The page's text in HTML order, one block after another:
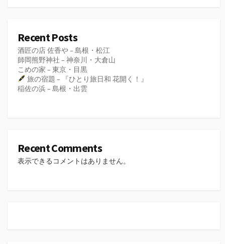
Recent Posts
酒匠の店 佐香や – 島根・松江
師岡熊野神社 – 神奈川・大倉山
こめの家 – 東京・目黒
旅の宿題 – 『ひとり旅日和 花開く！』
稲佐の浜 – 島根・出雲
Recent Comments
表示できるコメントはありません。